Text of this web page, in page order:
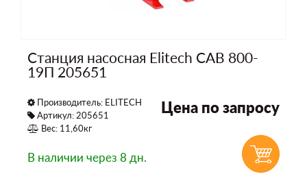
Станция насосная Elitech САВ 800-
19П 205651
Производитель: ELITECH
Артикул: 205651
Вес: 11,60кг
Цена по запросу
В наличии через 8 дн.